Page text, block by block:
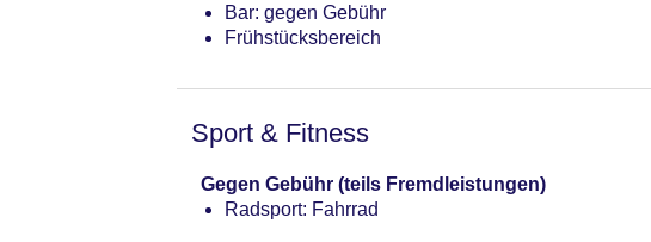
Bar: gegen Gebühr
Frühstücksbereich
Sport & Fitness
Gegen Gebühr (teils Fremdleistungen)
Radsport: Fahrrad